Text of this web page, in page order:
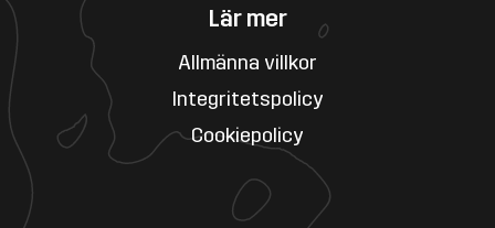
Lär mer
Allmänna villkor
Integritetspolicy
Cookiepolicy